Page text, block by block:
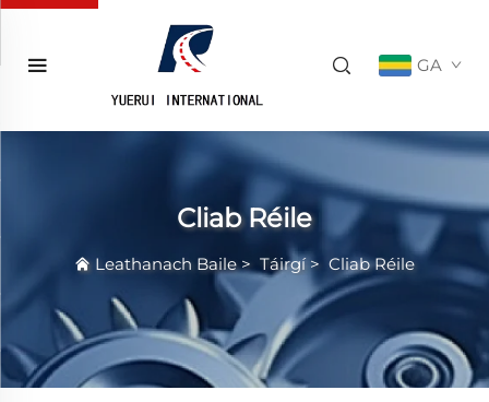
GA
Cliab Réile
Leathanach Baile> Táirgí> Cliab Réile